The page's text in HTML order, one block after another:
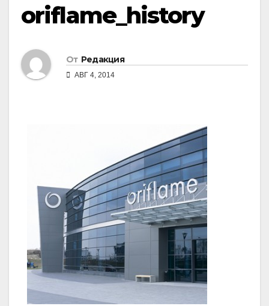
oriflame_history
От Редакция
АВГ 4, 2014